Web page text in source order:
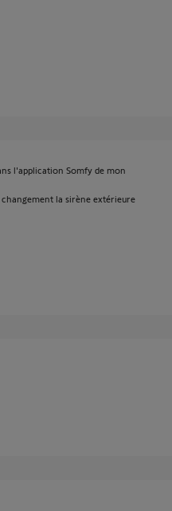
l'application Somfy de mon
la sirène extérieure